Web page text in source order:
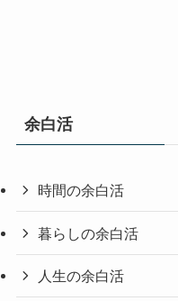
余白活
時間の余白活
暮らしの余白活
人生の余白活